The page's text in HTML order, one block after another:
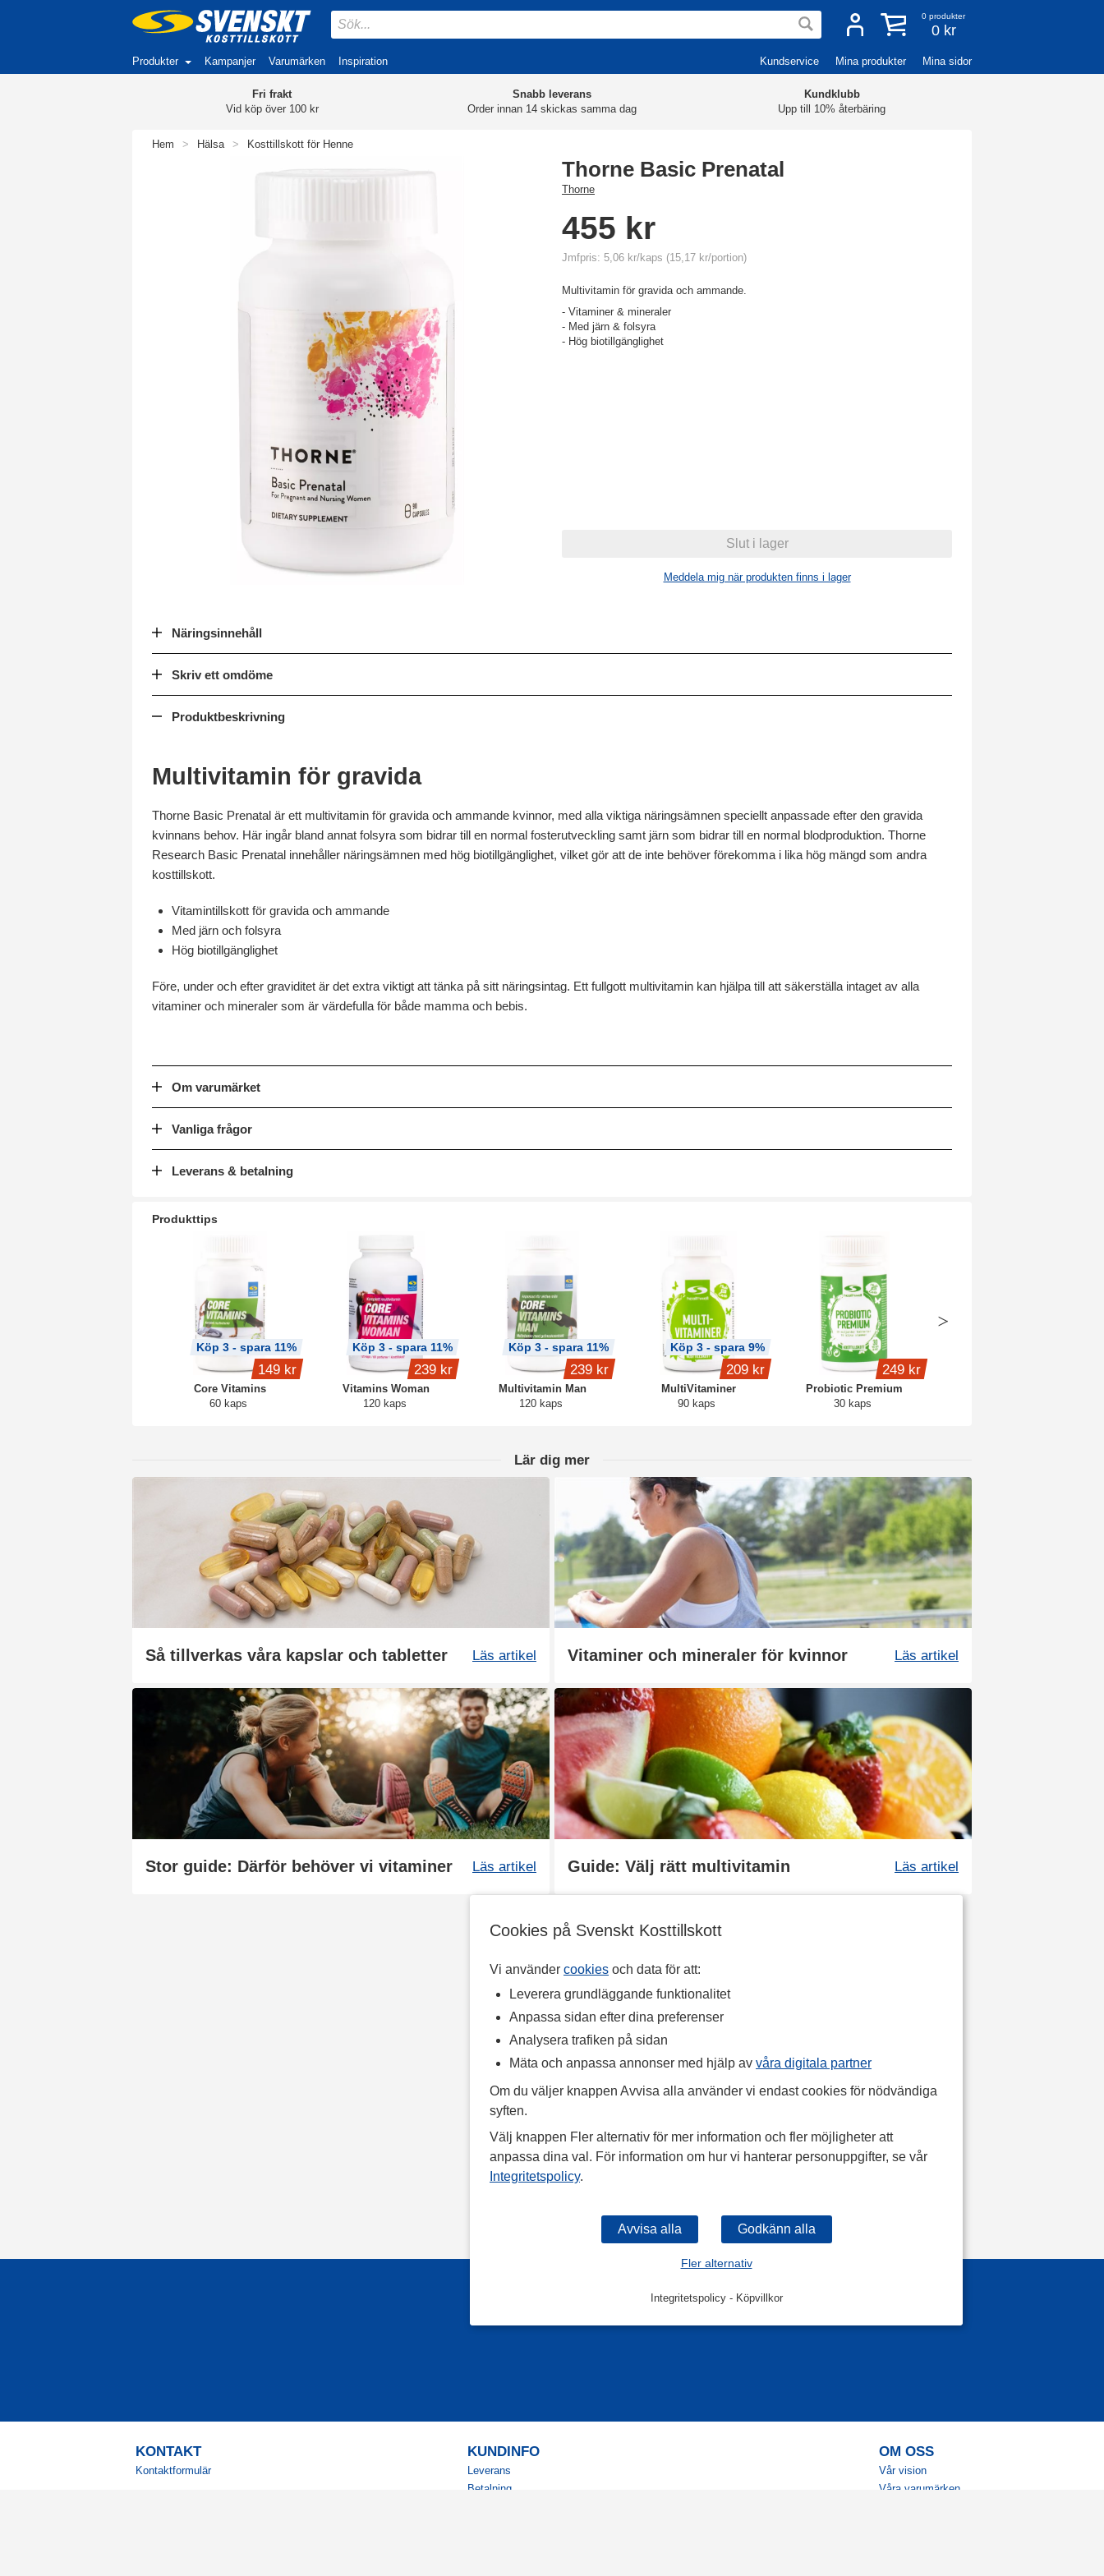
Cookies på Svenskt Kosttillskott
Vi använder cookies och data för att:
Leverera grundläggande funktionalitet
Anpassa sidan efter dina preferenser
Analysera trafiken på sidan
Mäta och anpassa annonser med hjälp av våra digitala partner
Om du väljer knappen Avvisa alla använder vi endast cookies för nödvändiga
syften.
Välj knappen Fler alternativ för mer information och fler möjligheter att
anpassa dina val. För information om hur vi hanterar personuppgifter, se vår
Integritetspolicy.
Fler alternativ
Integritetspolicy- Köpvillkor
0 produkter
0 kr
Produkter Kampanjer Varumärken Inspiration Kundservice Mina produkter Mina sidor
Fri frakt
Vid köp över 100 kr
Snabb leverans
Order innan 14 skickas samma dag
Kundklubb
Upp till 10% återbäring
Hem > Hälsa > Kosttillskott för Henne
Thorne Basic Prenatal
Thorne
455 kr
Jmfpris: 5,06 kr/kaps (15,17 kr/portion)
Multivitamin för gravida och ammande.
- Vitaminer & mineraler
- Med järn & folsyra
- Hög biotillgänglighet
Meddela mig när produkten finns i lager
Näringsinnehåll
Skriv ett omdöme
Produktbeskrivning
Multivitamin för gravida
Thorne Basic Prenatal är ett multivitamin för gravida och ammande kvinnor, med alla viktiga näringsämnen speciellt anpassade efter den gravida
kvinnans behov. Här ingår bland annat folsyra som bidrar till en normal fosterutveckling samt järn som bidrar till en normal blodproduktion. Thorne
Research Basic Prenatal innehåller näringsämnen med hög biotillgänglighet, vilket gör att de inte behöver förekomma i lika hög mängd som andra
kosttillskott.
Vitamintillskott för gravida och ammande
Med järn och folsyra
Hög biotillgänglighet
Före, under och efter graviditet är det extra viktigt att tänka på sitt näringsintag. Ett fullgott multivitamin kan hjälpa till att säkerställa intaget av alla
vitaminer och mineraler som är värdefulla för både mamma och bebis.
Om varumärket
Vanliga frågor
Leverans & betalning
Produkttips
Core Vitamins
60 kaps
Köp 3 - spara 11%
149 kr
Vitamins Woman
120 kaps
Köp 3 - spara 11%
239 kr
Multivitamin Man
120 kaps
Köp 3 - spara 11%
239 kr
MultiVitaminer
90 kaps
Köp 3 - spara 9%
209 kr
Probiotic Premium
30 kaps
249 kr
Lär dig mer
Så tillverkas våra kapslar och tabletter Läs artikel Vitaminer och mineraler för kvinnor Läs artikel
Stor guide: Därför behöver vi vitaminer Läs artikel Guide: Välj rätt multivitamin Läs artikel
KONTAKT
Kontaktformulär
KUNDINFO
Leverans
Betalning
OM OSS
Vår vision
Våra varumärken